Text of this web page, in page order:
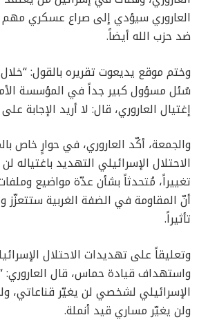
العاروري سيؤدي إلى صراع عسكري
ضد حزب الله أيضاً.
وختم موقع يديعوت تقريره بالقول: “خلال
سُئل مسؤول كبير جداً في المؤسسة
إغتيال العاروري، قال: لا أريد الإجابة
والجمعة، أكّد العاروري، في حوارٍ خاص
الاحتلال الإسرائيلي التهديد باغتياله
تغييراً، مُتحدثاً بشأن عدّة مواضيع
أنّ المقاومة في الضفة الغربية ستتعزّز
تأثيراً.
وتعليقاً على تهديدات الاحتلال
واستهداف قيادة حماس، قال العاروري:
الإسرائيلي لشخصي لن يغيّر قناعاتي،
ولن يغيّر مساري قيد أنملة.